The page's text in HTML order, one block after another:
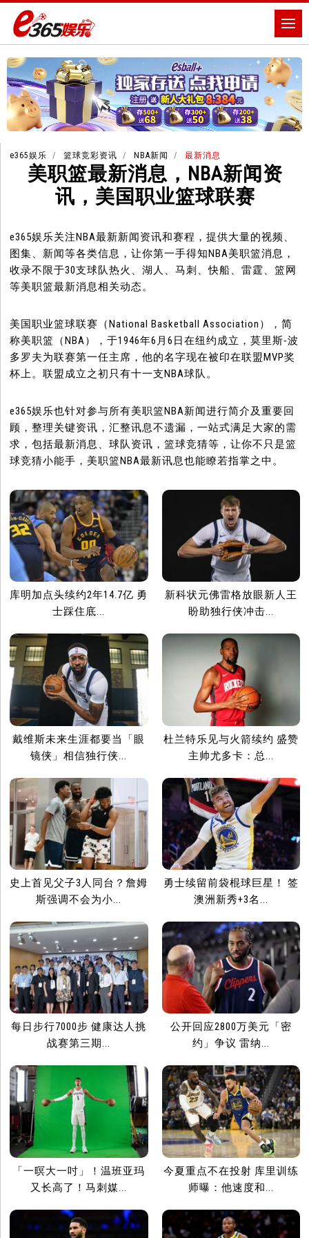
e365娱乐 篮球竞彩资讯 NBA新闻 最新消息
美职篮最新消息，NBA新闻资
讯，美国职业篮球联赛
e365娱乐关注NBA最新新闻资讯和赛程，提供大量的视频、
图集、新闻等各类信息，让你第一手得知NBA美职篮消息，
收录不限于30支球队热火、湖人、马刺、快船、雷霆、篮网
等美职篮最新消息相关动态。
美国职业篮球联赛（National Basketball Association），简
称美职篮（NBA），于1946年6月6日在纽约成立，莫里斯-波
多罗夫为联赛第一任主席，他的名字现在被印在联盟MVP奖
杯上。联盟成立之初只有十一支NBA球队。
e365娱乐也针对参与所有美职篮NBA新闻进行简介及重要回
顾，整理关键资讯，汇整讯息不遗漏，一站式满足大家的需
求，包括最新消息、球队资讯，篮球竞猜等，让你不只是篮
球竞猜小能手，美职篮NBA最新讯息也能瞭若指掌之中。
库明加点头续约2年14.7亿 勇
士踩住底...
新科状元佛雷格放眼新人王
盼助独行侠冲击...
戴维斯未来生涯都要当「眼
镜侠」相信独行侠...
杜兰特乐见与火箭续约 盛赞
主帅尤多卡：总...
史上首见父子3人同台？詹姆
斯强调不会为小...
勇士续留前袋棍球巨星！ 签
澳洲新秀+3名...
每日步行7000步 健康达人挑
战赛第三期...
公开回应2800万美元「密
约」争议 雷纳...
「一暝大一吋」！温班亚玛
又长高了！马刺媒...
今夏重点不在投射 库里训练
师曝：他速度和...